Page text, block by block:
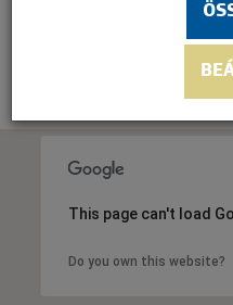
This page can't load
Do you own this website?